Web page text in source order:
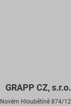
GRAPP CZ, s.r.o.
Hloubětíně 874/12